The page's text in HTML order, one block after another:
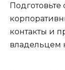
контакты и
владельцем